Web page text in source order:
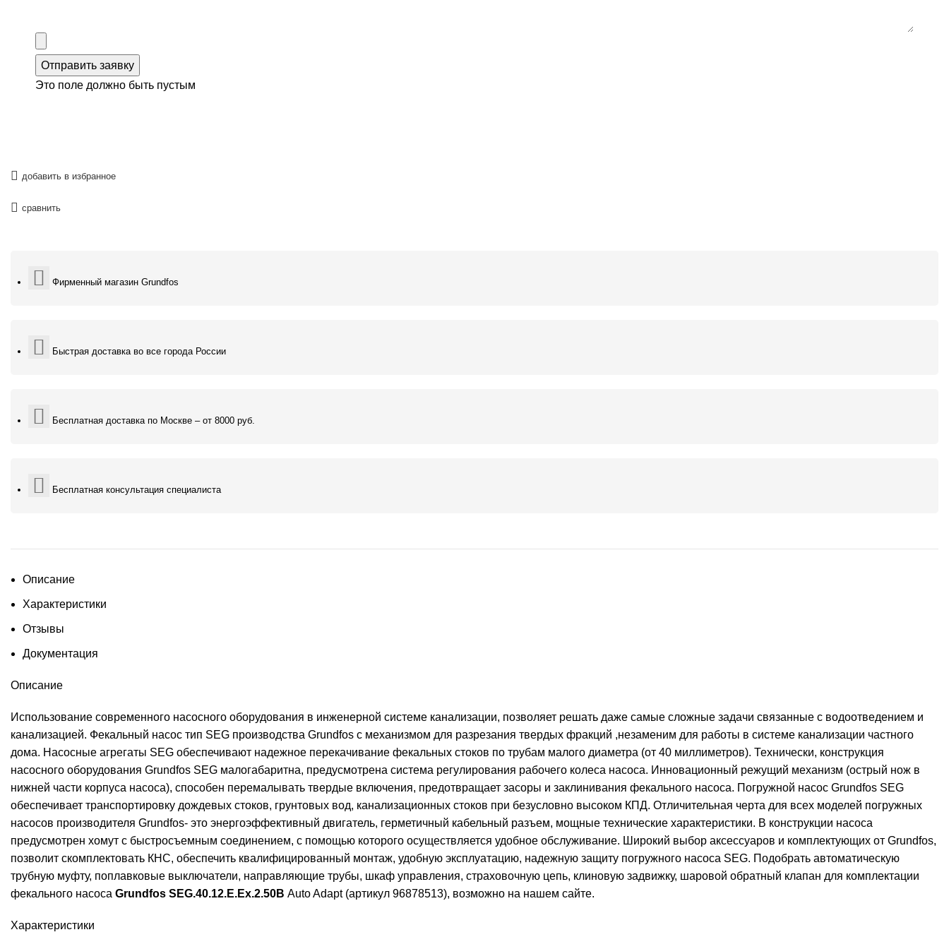
Отправить заявку
Это поле должно быть пустым
добавить в избранное
сравнить
Фирменный магазин Grundfos
Быстрая доставка во все города России
Бесплатная доставка по Москве – от 8000 руб.
Бесплатная консультация специалиста
Описание
Характеристики
Отзывы
Документация
Описание
Использование современного насосного оборудования в инженерной системе канализации, позволяет решать даже самые сложные задачи связанные с водоотведением и
канализацией. Фекальный насос тип SEG производства Grundfos с механизмом для разрезания твердых фракций ,незаменим для работы в системе канализации частного
дома. Насосные агрегаты SEG обеспечивают надежное перекачивание фекальных стоков по трубам малого диаметра (от 40 миллиметров). Технически, конструкция
насосного оборудования Grundfos SEG малогабаритна, предусмотрена система регулирования рабочего колеса насоса. Инновационный режущий механизм (острый нож в
нижней части корпуса насоса), способен перемалывать твердые включения, предотвращает засоры и заклинивания фекального насоса. Погружной насос Grundfos SEG
обеспечивает транспортировку дождевых стоков, грунтовых вод, канализационных стоков при безусловно высоком КПД. Отличительная черта для всех моделей погружных
насосов производителя Grundfos- это энергоэффективный двигатель, герметичный кабельный разъем, мощные технические характеристики. В конструкции насоса
предусмотрен хомут с быстросъемным соединением, с помощью которого осуществляется удобное обслуживание. Широкий выбор аксессуаров и комплектующих от Grundfos,
позволит скомплектовать КНС, обеспечить квалифицированный монтаж, удобную эксплуатацию, надежную защиту погружного насоса SEG. Подобрать автоматическую
трубную муфту, поплавковые выключатели, направляющие трубы, шкаф управления, страховочную цепь, клиновую задвижку, шаровой обратный клапан для комплектации
фекального насоса Grundfos SEG.40.12.E.Ex.2.50B Auto Adapt (артикул 96878513), возможно на нашем сайте.
Характеристики